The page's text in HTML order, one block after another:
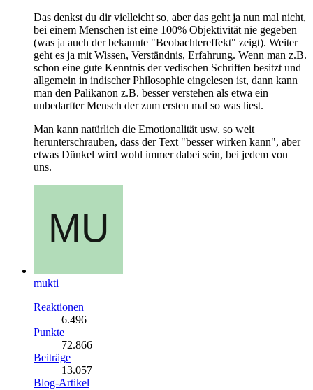
Das denkst du dir vielleicht so, aber das geht ja nun mal nicht,
bei einem Menschen ist eine 100% Objektivität nie gegeben
(was ja auch der bekannte "Beobachtereffekt" zeigt). Weiter
geht es ja mit Wissen, Verständnis, Erfahrung. Wenn man z.B.
schon eine gute Kenntnis der vedischen Schriften besitzt und
allgemein in indischer Philosophie eingelesen ist, dann kann
man den Palikanon z.B. besser verstehen als etwa ein
unbedarfter Mensch der zum ersten mal so was liest.
Man kann natürlich die Emotionalität usw. so weit
herunterschrauben, dass der Text "besser wirken kann", aber
etwas Dünkel wird wohl immer dabei sein, bei jedem von
uns.
mukti
Reaktionen
6.496
Punkte
72.866
Beiträge
13.057
Blog-Artikel